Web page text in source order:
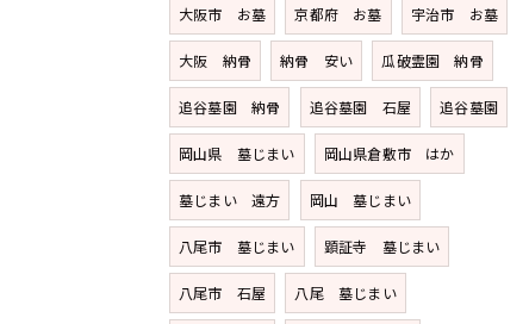
大阪市 お墓 京都府 お墓 宇治市 お墓
大阪 納骨 納骨 安い 瓜破霊園 納骨
追谷墓園 納骨 追谷墓園 石屋 追谷墓園
岡山県 墓じまい 岡山県倉敷市 はか
墓じまい 遠方 岡山 墓じまい
八尾市 墓じまい 顕証寺 墓じまい
八尾市 石屋 八尾 墓じまい